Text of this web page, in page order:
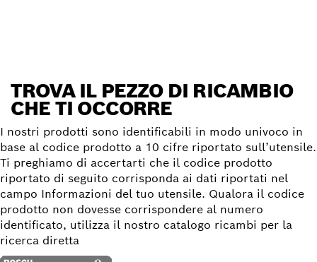
TROVA IL PEZZO DI RICAMBIO
CHE TI OCCORRE
I nostri prodotti sono identificabili in modo univoco in
base al codice prodotto a 10 cifre riportato sull’utensile.
Ti preghiamo di accertarti che il codice prodotto
riportato di seguito corrisponda ai dati riportati nel
campo Informazioni del tuo utensile. Qualora il codice
prodotto non dovesse corrispondere al numero
identificato, utilizza il nostro catalogo ricambi per la
ricerca diretta